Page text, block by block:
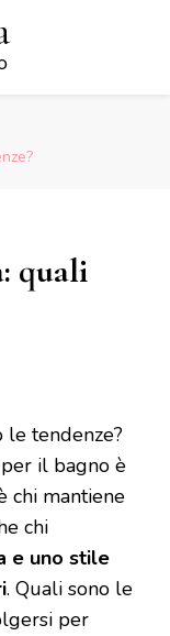
quali
le tendenze?
il bagno è
chi mantiene
chi
e uno stile
. Quali sono le
per